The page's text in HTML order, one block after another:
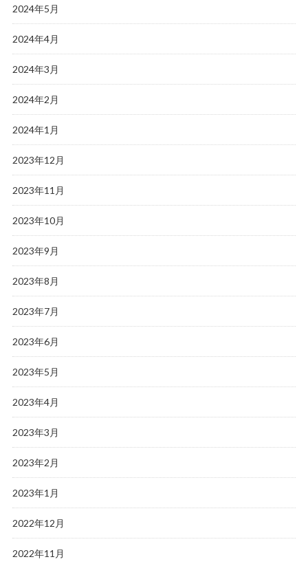
2024年5月
2024年4月
2024年3月
2024年2月
2024年1月
2023年12月
2023年11月
2023年10月
2023年9月
2023年8月
2023年7月
2023年6月
2023年5月
2023年4月
2023年3月
2023年2月
2023年1月
2022年12月
2022年11月